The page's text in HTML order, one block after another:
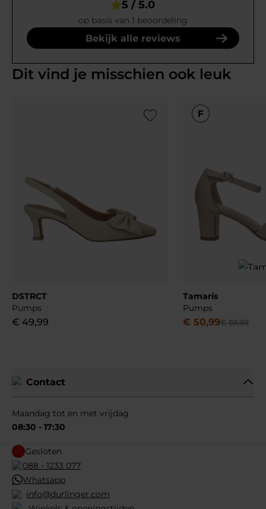
5 / 5.0
op basis van 1 beoordeling
Bekijk alle reviews
Dit vind je misschien ook leuk
Add to Wishlist
DSTRCT
Pumps
€ 49,99
Tamaris
Pumps
€ 50,99€ 59,99
Contact
Maandag tot en met vrijdag
08:30 - 17:30
Gesloten
088 - 1233 077
Whatsapp
info@durlinger.com